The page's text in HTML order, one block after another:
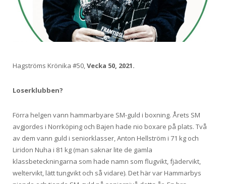
Hagströms Krönika #50,Vecka 50, 2021.
Loserklubben?
Förra helgen vann hammarbyare SM-guld i boxning. Årets SM
avgjordes i Norrköping och Bajen hade nio boxare på plats. Två
av dem vann guld i seniorklasser, Anton Hellström i 71 kg och
Liridon Nuha i 81 kg (man saknar lite de gamla
klassbeteckningarna som hade namn som flugvikt, fjädervikt,
weltervikt, lätt tungvikt och så vidare). Det här var Hammarbys